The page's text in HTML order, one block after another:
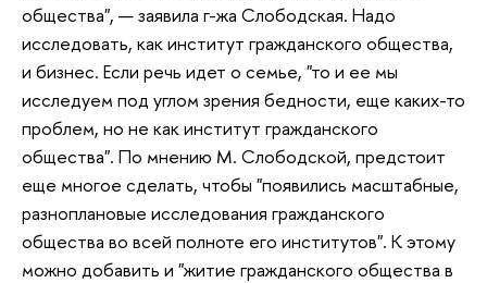
общества", — заявила г-жа Слободская. Надо
исследовать, как институт гражданского общества,
и бизнес. Если речь идет о семье, "то и ее мы
исследуем под углом зрения бедности, еще каких-то
проблем, но не как институт гражданского
общества". По мнению М. Слободской, предстоит
еще многое сделать, чтобы "появились масштабные,
разноплановые исследования гражданского
общества во всей полноте его институтов". К этому
можно добавить и "житие гражданского общества в